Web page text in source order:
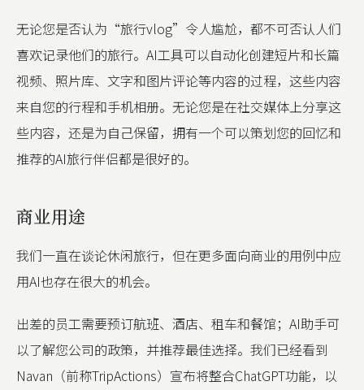
无论您是否认为“旅行vlog”令人尴尬，都不可否认人们
喜欢记录他们的旅行。AI工具可以自动化创建短片和长篇
视频、照片库、文字和图片评论等内容的过程，这些内容
来自您的行程和手机相册。无论您是在社交媒体上分享这
些内容，还是为自己保留，拥有一个可以策划您的回忆和
推荐的AI旅行伴侣都是很好的。
商业用途
我们一直在谈论休闲旅行，但在更多面向商业的用例中应
用AI也存在很大的机会。
出差的员工需要预订航班、酒店、租车和餐馆；AI助手可
以了解您公司的政策，并推荐最佳选择。我们已经看到
Navan（前称TripActions）宣布将整合ChatGPT功能，以